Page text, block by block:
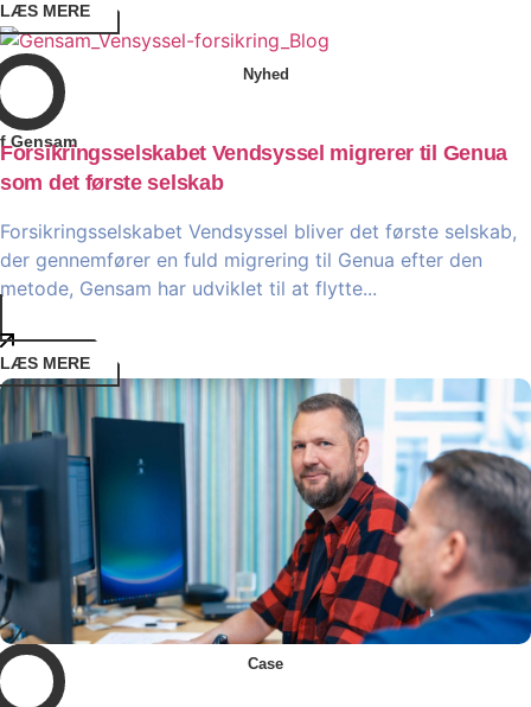
LÆS MERE
Nyhed
Gensam
Forsikringsselskabet Vendsyssel migrerer til Genua
som det første selskab
Forsikringsselskabet Vendsyssel bliver det første selskab,
der gennemfører en fuld migrering til Genua efter den
metode, Gensam har udviklet til at flytte...
LÆS MERE
Case